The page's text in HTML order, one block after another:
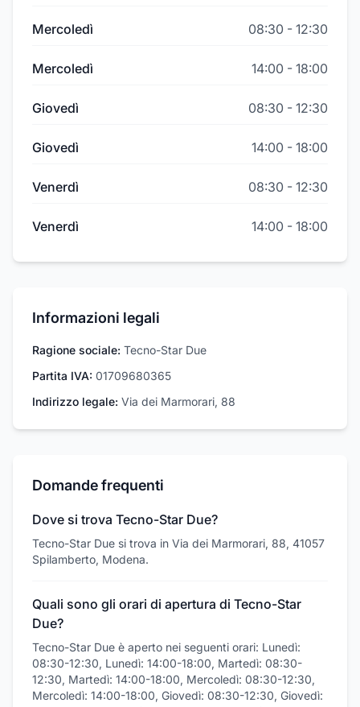
Mercoledì 08:30 - 12:30
Mercoledì 14:00 - 18:00
Giovedì 08:30 - 12:30
Giovedì 14:00 - 18:00
Venerdì 08:30 - 12:30
Venerdì 14:00 - 18:00
Informazioni legali
Ragione sociale: Tecno-Star Due
Partita IVA: 01709680365
Indirizzo legale: Via dei Marmorari, 88
Domande frequenti
Dove si trova Tecno-Star Due?
Tecno-Star Due si trova in Via dei Marmorari, 88, 41057
Spilamberto, Modena.
Quali sono gli orari di apertura di Tecno-Star
Due?
Tecno-Star Due è aperto nei seguenti orari: Lunedì:
08:30-12:30, Lunedì: 14:00-18:00, Martedì: 08:30-
12:30, Martedì: 14:00-18:00, Mercoledì: 08:30-12:30,
Mercoledì: 14:00-18:00, Giovedì: 08:30-12:30, Giovedì: